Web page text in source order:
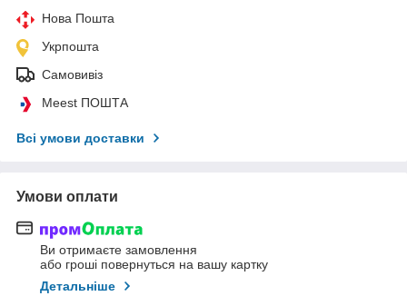
Нова Пошта
Укрпошта
Самовивіз
Meest ПОШТА
Всі умови доставки
Умови оплати
Ви отримаєте замовлення
або гроші повернуться на вашу картку
Детальніше